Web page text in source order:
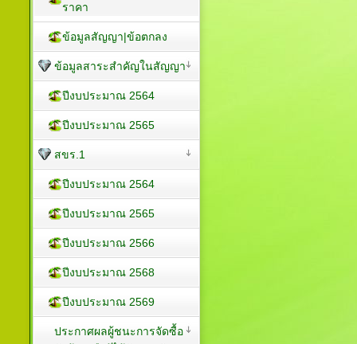
ราคา
ข้อมูลสัญญา|ข้อตกลง
ข้อมูลสาระสำคัญในสัญญา
ปีงบประมาณ 2564
ปีงบประมาณ 2565
สขร.1
ปีงบประมาณ 2564
ปีงบประมาณ 2565
ปีงบประมาณ 2566
ปีงบประมาณ 2568
ปีงบประมาณ 2569
ประกาศผลผู้ชนะการจัดซื้อ